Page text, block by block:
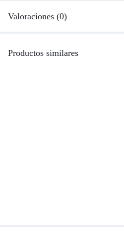
Valoraciones (0)
Productos similares